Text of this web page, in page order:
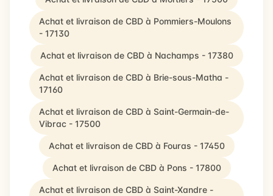
Achat et livraison de CBD à Pommiers-Moulons
- 17130
Achat et livraison de CBD à Nachamps - 17380
Achat et livraison de CBD à Brie-sous-Matha -
17160
Achat et livraison de CBD à Saint-Germain-de-
Vibrac - 17500
Achat et livraison de CBD à Fouras - 17450
Achat et livraison de CBD à Pons - 17800
Achat et livraison de CBD à Saint-Xandre -